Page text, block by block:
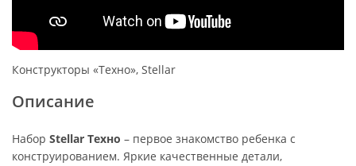
Конструкторы «Техно», Stellar
Описание
Набор Stellar Техно – первое знакомство ребенка с
конструированием. Яркие качественные детали,